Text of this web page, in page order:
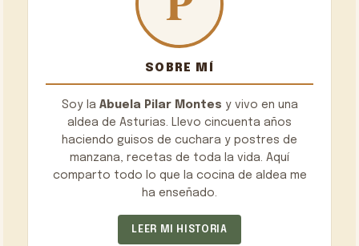
SOBRE MÍ
Soy la Abuela Pilar Montes y vivo en una
aldea de Asturias. Llevo cincuenta años
haciendo guisos de cuchara y postres de
manzana, recetas de toda la vida. Aquí
comparto todo lo que la cocina de aldea me
ha enseñado.
LEER MI HISTORIA